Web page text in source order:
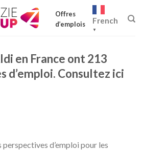
Offres
d’emplois
French
▼
en France ont 213
d’emploi. Consultez ici
perspectives d’emploi pour les